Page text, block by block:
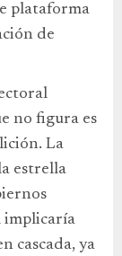
plataforma
de
no figura es
La
estrella
implicaría
cascada, ya